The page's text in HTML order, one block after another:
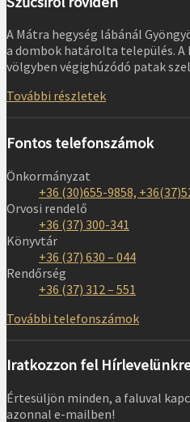
A Mátra hegység lábánál
a dombok határolta település.
völgyben végighúzódó patak
További részletek
Fontos telefonszámok
Önkormányzat
+36 (30)655-9858,
Orvosi rendelő
+36 (37) 300-341
Könyvtár
+36 (37) 630 – 044
Rendőrség
+36 (37) 312 – 551
További telefonszámok
Iratkozzon fel
Értesüljön minden, a faluval
azonnal e-mailben!